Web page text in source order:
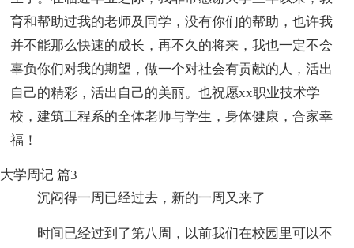
育和帮助过我的老师及同学，没有你们的帮助，也许我
并不能那么快速的成长，再不久的将来，我也一定不会
辜负你们对我的期望，做一个对社会有贡献的人，活出
自己的精彩，活出自己的美丽。也祝愿xx职业技术学
校，建筑工程系的全体老师与学生，身体健康，合家幸
福！
大学周记 篇3
沉闷得一周已经过去，新的一周又来了
时间已经过到了第八周，以前我们在校园里可以不